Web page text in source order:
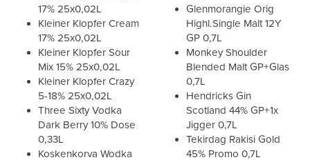
17% 25x0,02L
Kleiner Klopfer Cream
17% 25x0,02L
Kleiner Klopfer Sour
Mix 15% 25x0,02L
Kleiner Klopfer Crazy
5-18% 25x0,02L
Three Sixty Vodka
Dark Berry 10% Dose
0,33L
Koskenkorva Wodka
Glenmorangie Orig
Highl.Single Malt 12Y
GP 0,7L
Monkey Shoulder
Blended Malt GP+Glas
0,7L
Hendricks Gin
Scotland 44% GP+1x
Jigger 0,7L
Tekirdag Rakisi Gold
45% Promo 0,7L